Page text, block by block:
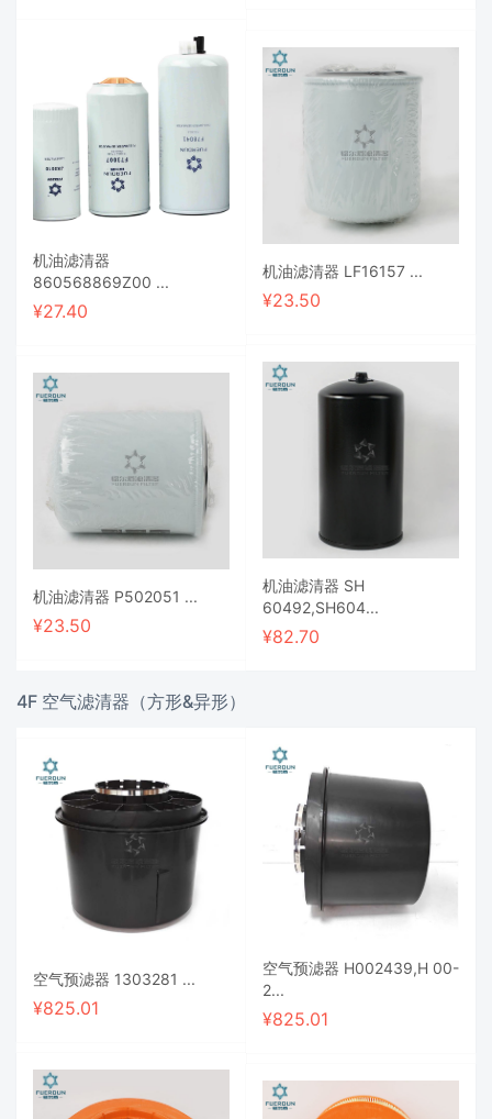
机油滤清器
860568869Z00 ...
¥27.40
机油滤清器 LF16157 ...
¥23.50
机油滤清器 P502051 ...
¥23.50
机油滤清器 SH
60492,SH604...
¥82.70
4F 空气滤清器（方形&异形）
空气预滤器 1303281 ...
¥825.01
空气预滤器 H002439,H 00-
2...
¥825.01